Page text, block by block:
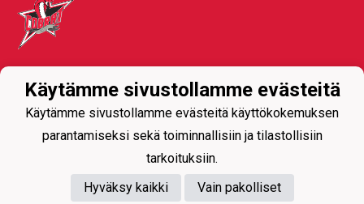
Powered by
Käytämme sivustollamme evästeitä
Käytämme sivustollamme evästeitä käyttökokemuksen
parantamiseksi sekä toiminnallisiin ja tilastollisiin
tarkoituksiin.
Hyväksy kaikki
Vain pakolliset